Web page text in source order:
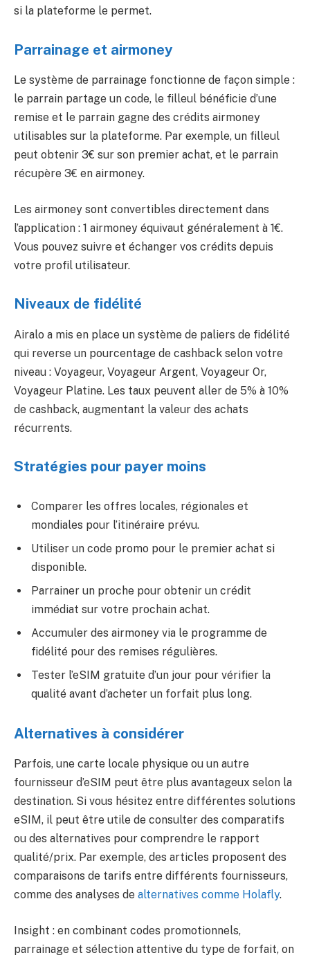
si la plateforme le permet.
Parrainage et airmoney
Le système de parrainage fonctionne de façon simple :
le parrain partage un code, le filleul bénéficie d’une
remise et le parrain gagne des crédits airmoney
utilisables sur la plateforme. Par exemple, un filleul
peut obtenir 3€ sur son premier achat, et le parrain
récupère 3€ en airmoney.
Les airmoney sont convertibles directement dans
l’application : 1 airmoney équivaut généralement à 1€.
Vous pouvez suivre et échanger vos crédits depuis
votre profil utilisateur.
Niveaux de fidélité
Airalo a mis en place un système de paliers de fidélité
qui reverse un pourcentage de cashback selon votre
niveau : Voyageur, Voyageur Argent, Voyageur Or,
Voyageur Platine. Les taux peuvent aller de 5% à 10%
de cashback, augmentant la valeur des achats
récurrents.
Stratégies pour payer moins
Comparer les offres locales, régionales et
mondiales pour l’itinéraire prévu.
Utiliser un code promo pour le premier achat si
disponible.
Parrainer un proche pour obtenir un crédit
immédiat sur votre prochain achat.
Accumuler des airmoney via le programme de
fidélité pour des remises régulières.
Tester l’eSIM gratuite d’un jour pour vérifier la
qualité avant d’acheter un forfait plus long.
Alternatives à considérer
Parfois, une carte locale physique ou un autre
fournisseur d’eSIM peut être plus avantageux selon la
destination. Si vous hésitez entre différentes solutions
eSIM, il peut être utile de consulter des comparatifs
ou des alternatives pour comprendre le rapport
qualité/prix. Par exemple, des articles proposent des
comparaisons de tarifs entre différents fournisseurs,
comme des analyses de alternatives comme Holafly.
Insight : en combinant codes promotionnels,
parrainage et sélection attentive du type de forfait, on